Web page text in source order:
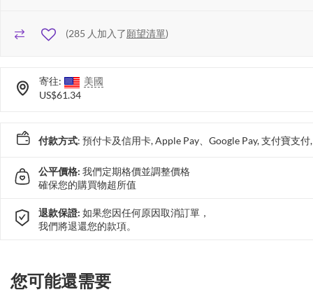
(285 人加入了願望清單)
寄往:
美國
US$61.34
付款方式: 預付卡及信用卡, Apple Pay、Google Pay, 支付寶支
公平價格: 我們定期格價並調整價格
確保您的購買物超所值
退款保證: 如果您因任何原因取消訂單，
我們將退還您的款項。
您可能還需要